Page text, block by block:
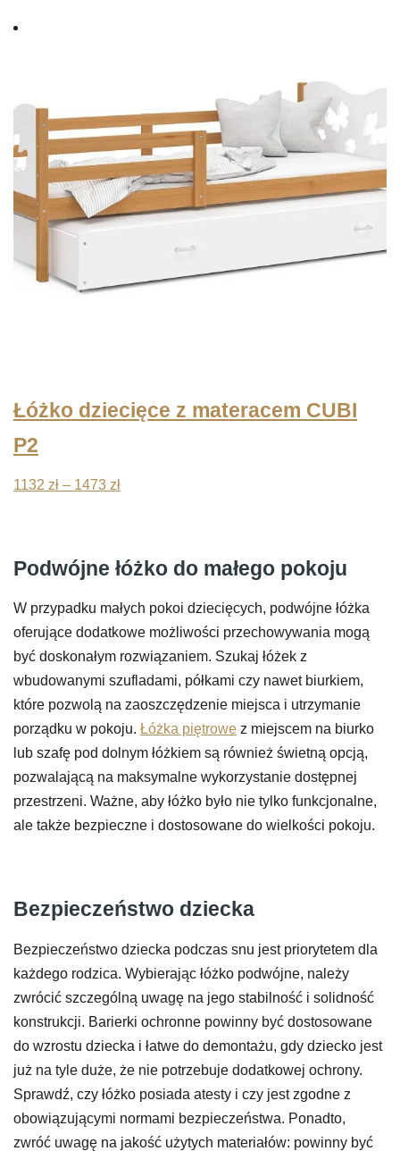
1330 zł
Łóżko dziecięce z materacem CUBI
P2
1132 zł – 1473 złZakres
1132 zł
do
1473 zł
Podwójne łóżko do małego pokoju
W przypadku małych pokoi dziecięcych, podwójne łóżka
oferujące dodatkowe możliwości przechowywania mogą
być doskonałym rozwiązaniem. Szukaj łóżek z
wbudowanymi szufladami, półkami czy nawet biurkiem,
które pozwolą na zaoszczędzenie miejsca i utrzymanie
porządku w pokoju. Łóżka piętrowe z miejscem na biurko
lub szafę pod dolnym łóżkiem są również świetną opcją,
pozwalającą na maksymalne wykorzystanie dostępnej
przestrzeni. Ważne, aby łóżko było nie tylko funkcjonalne,
ale także bezpieczne i dostosowane do wielkości pokoju.
Bezpieczeństwo dziecka
Bezpieczeństwo dziecka podczas snu jest priorytetem dla
każdego rodzica. Wybierając łóżko podwójne, należy
zwrócić szczególną uwagę na jego stabilność i solidność
konstrukcji. Barierki ochronne powinny być dostosowane
do wzrostu dziecka i łatwe do demontażu, gdy dziecko jest
już na tyle duże, że nie potrzebuje dodatkowej ochrony.
Sprawdź, czy łóżko posiada atesty i czy jest zgodne z
obowiązującymi normami bezpieczeństwa. Ponadto,
zwróć uwagę na jakość użytych materiałów: powinny być